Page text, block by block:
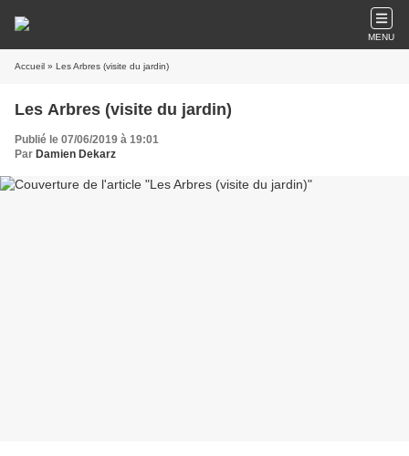
MENU
Accueil » Les Arbres (visite du jardin)
Les Arbres (visite du jardin)
Publié le 07/06/2019 à 19:01
Par Damien Dekarz